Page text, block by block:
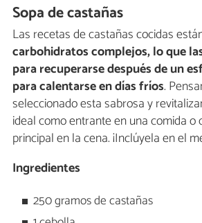
Sopa de castañas
Las recetas de castañas cocidas
carbohidratos complejos, lo que
para recuperarse después de un
para calentarse en días fríos.
seleccionado esta sabrosa y
ideal como entrante en una comida o
principal en la cena. ¡Inclúyela en el
Ingredientes
250 gramos de castañas